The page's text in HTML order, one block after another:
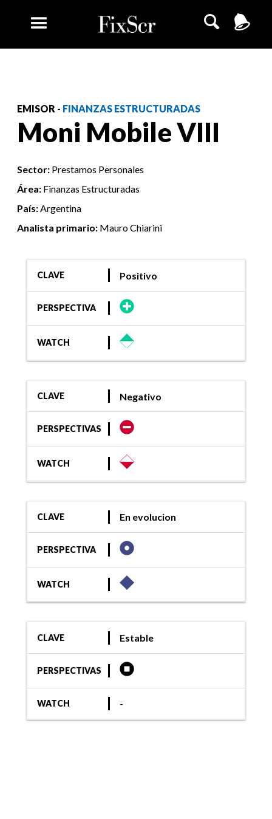
EMISOR - FINANZAS ESTRUCTURADAS
Moni Mobile VIII
Sector: Prestamos Personales
Área: Finanzas Estructuradas
País:Argentina
Analista primario: Mauro Chiarini
CLAVE Positivo
PERSPECTIVA
WATCH
CLAVE Negativo
PERSPECTIVAS
WATCH
CLAVE En evolucion
PERSPECTIVA
WATCH
CLAVE Estable
PERSPECTIVAS
WATCH -